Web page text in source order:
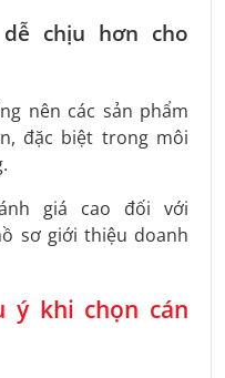
chịu hơn cho
nên các sản phẩm
đặc biệt trong môi
giá cao đối với
sơ giới thiệu doanh
ý khi chọn cán